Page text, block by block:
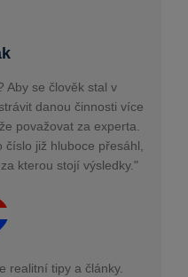
Aby se člověk stal v
danou činnosti více
považovat za experta.
již hluboce přesáhl,
kterou stojí výsledky."
realitní tipy a články.